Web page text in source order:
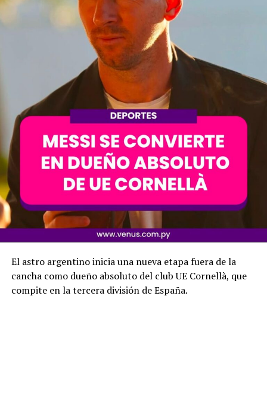
El astro argentino inicia una nueva etapa fuera de la
cancha como dueño absoluto del club UE Cornellà, que
compite en la tercera división de España.